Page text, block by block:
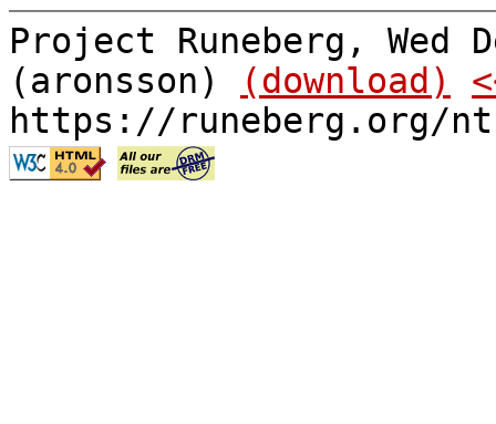
Project Runeberg, Wed
(aronsson)
(download)
https://runeberg.org/